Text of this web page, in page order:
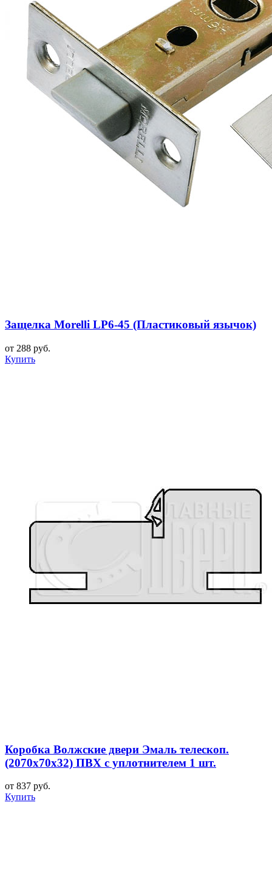
Защелка Morelli LP6-45 (Пластиковый язычок)
от 288 руб.
Купить
Коробка Волжские двери Эмаль телескоп.
(2070x70x32) ПВХ с уплотнителем 1 шт.
от 837 руб.
Купить